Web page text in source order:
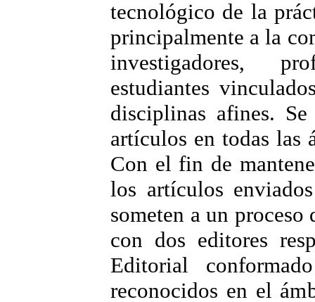
tecnológico de la
principalmente a la
investigadores,
estudiantes
disciplinas afines.
artículos en todas las
Con el fin de
los artículos
someten a un
con dos editores
Editorial
reconocidos en el